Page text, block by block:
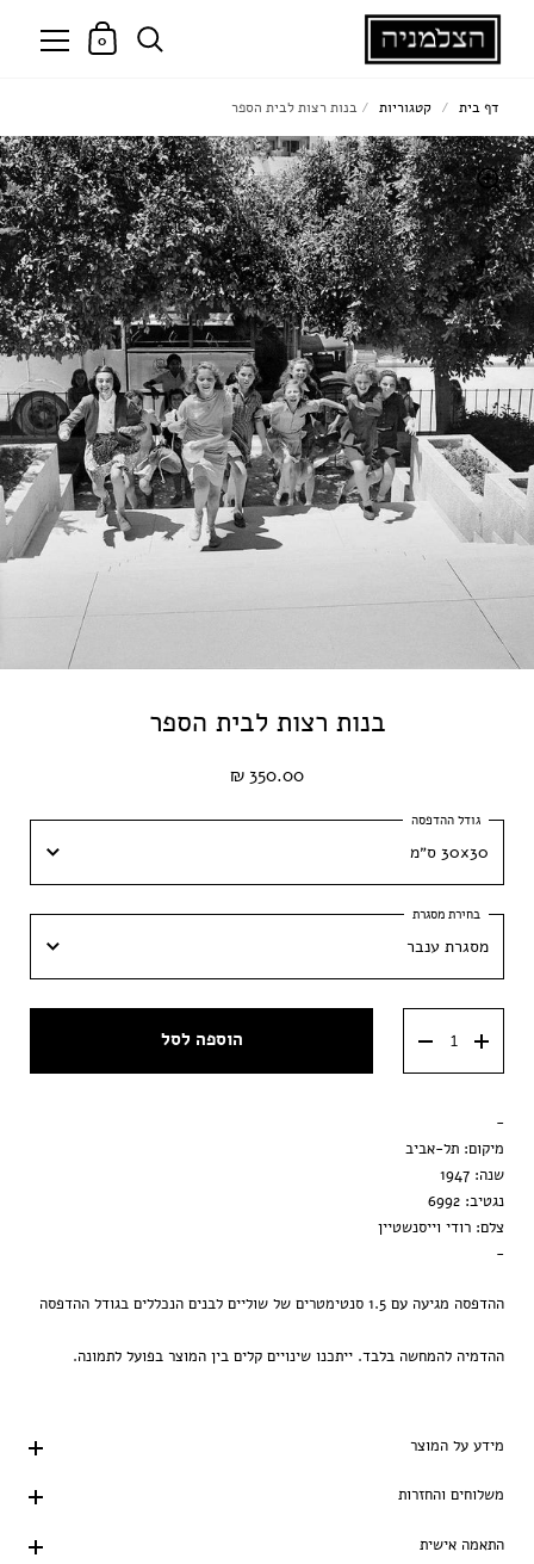
0
בנות רצות לבית הספר
350.00 ₪
30x30 ס״מ
30x30 ס״מ
40x40 ס״מ
50x50 ס״מ
מסגרת ענבר
מסגרת וונגה
הדפסה בלבד
הוספה לסל
-
מיקום: תל-אביב
שנה: 1947
נגטיב: 6992
צלם: רודי וייסנשטיין
-
ההדפסה מגיעה עם 1.5 סנטימטרים של שוליים לבנים הנכללים בגודל ההדפסה
ההדמיה להמחשה בלבד. ייתכנו שינויים קלים בין המוצר בפועל לתמונה.
מידע על המוצר
משלוחים והחזרות
התאמה אישית
דף בית / קטגוריות / בנות רצות לבית הספר